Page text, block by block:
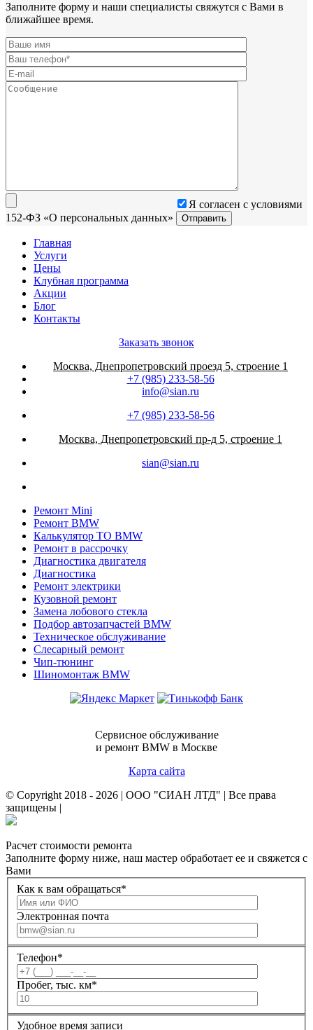
Заполните форму и наши специалисты свяжутся с Вами в
ближайшее время.
Я согласен с условиями
152-ФЗ «О персональных данных»
Главная
Услуги
Цены
Клубная программа
Акции
Блог
Контакты
Заказать звонок
Москва, Днепропетровский проезд 5, строение 1
+7 (985) 233-58-56
info@sian.ru
+7 (985) 233-58-56
Москва, Днепропетровский пр-д 5, строение 1
sian@sian.ru
Ремонт Mini
Ремонт BMW
Калькулятор ТО BMW
Ремонт в рассрочку
Диагностика двигателя
Диагностика
Ремонт электрики
Кузовной ремонт
Замена лобового стекла
Подбор автозапчастей BMW
Техническое обслуживание
Слесарный ремонт
Чип-тюнинг
Шиномонтаж BMW
Сервисное обслуживание
и ремонт BMW в Москве
Карта сайта
© Copyright 2018 - 2026 | ООО "СИАН ЛТД" | Все права
защищены |
Расчет стоимости ремонта
Заполните форму ниже, наш мастер обработает ее и свяжется с
Вами
Как к вам обращаться*
Электронная почта
Телефон*
Пробег, тыс. км*
Удобное время записи